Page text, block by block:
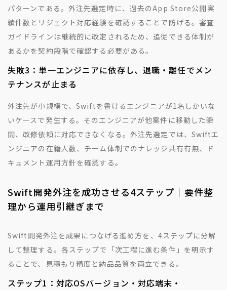
パターンである。外注先選定時に、過去のApp Store公開実
績件数とリジェクト対応経験を確認することで防げる。審査
ガイドラインは継続的に改定されるため、追従できる体制が
あるかを契約段階で確認する必要がある。
失敗3：単一エンジニアに依存し、退職・離任でメン
テナンスが止まる
外注先が小規模で、Swiftを書けるエンジニアが1名しかいな
いケースで発生する。そのエンジニアが他案件に移動した瞬
間、改修依頼に対応できなくなる。外注先選定では、Swiftエ
ンジニアの在籍人数、チーム体制でのナレッジ共有有無、ド
キュメント運用方針を確認する。
Swift開発外注を成功させる4ステップ｜要件整
理から運用引継ぎまで
Swift開発外注を成果につなげる進め方を、4ステップに分解
して整理する。各ステップで「次工程に進む条件」を明示す
ることで、見積もり精度と納品品質を両立できる。
ステップ1：対応OSバージョン・対応端末・